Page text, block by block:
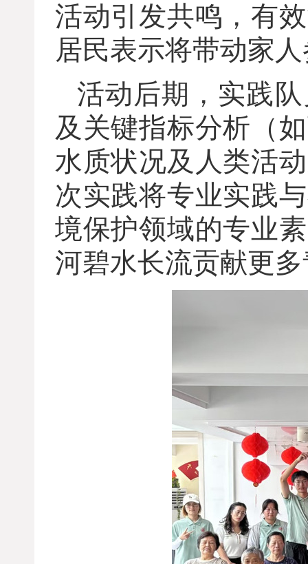
活动引发共鸣，有
居民表示将带动家
活动后期，实践
及关键指标分析（
水质状况及人类活
次实践将专业实践
境保护领域的专业
河碧水长流贡献更